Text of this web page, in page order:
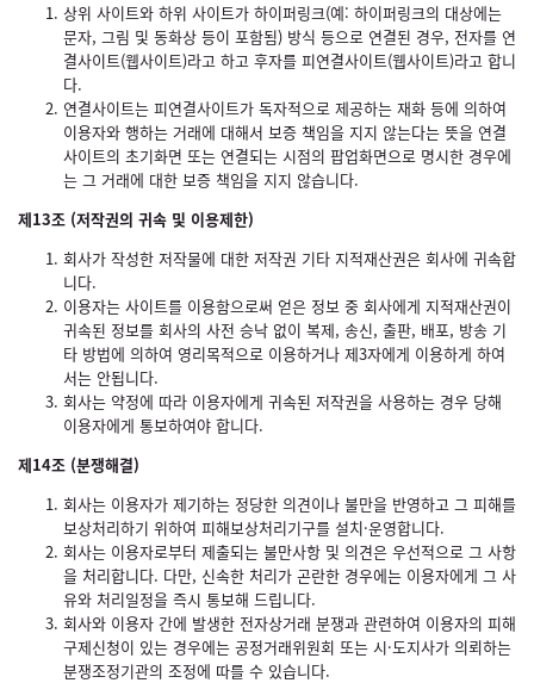
상위 사이트와 하위 사이트가 하이퍼링크(예: 하이퍼링크의 대상에는
문자, 그림 및 동화상 등이 포함됨) 방식 등으로 연결된 경우, 전자를 연
결사이트(웹사이트)라고 하고 후자를 피연결사이트(웹사이트)라고 합니
다.
연결사이트는 피연결사이트가 독자적으로 제공하는 재화 등에 의하여
이용자와 행하는 거래에 대해서 보증 책임을 지지 않는다는 뜻을 연결
사이트의 초기화면 또는 연결되는 시점의 팝업화면으로 명시한 경우에
는 그 거래에 대한 보증 책임을 지지 않습니다.
제13조 (저작권의 귀속 및 이용제한)
회사가 작성한 저작물에 대한 저작권 기타 지적재산권은 회사에 귀속합
니다.
이용자는 사이트를 이용함으로써 얻은 정보 중 회사에게 지적재산권이
귀속된 정보를 회사의 사전 승낙 없이 복제, 송신, 출판, 배포, 방송 기
타 방법에 의하여 영리목적으로 이용하거나 제3자에게 이용하게 하여
서는 안됩니다.
회사는 약정에 따라 이용자에게 귀속된 저작권을 사용하는 경우 당해
이용자에게 통보하여야 합니다.
제14조 (분쟁해결)
회사는 이용자가 제기하는 정당한 의견이나 불만을 반영하고 그 피해를
보상처리하기 위하여 피해보상처리기구를 설치·운영합니다.
회사는 이용자로부터 제출되는 불만사항 및 의견은 우선적으로 그 사항
을 처리합니다. 다만, 신속한 처리가 곤란한 경우에는 이용자에게 그 사
유와 처리일정을 즉시 통보해 드립니다.
회사와 이용자 간에 발생한 전자상거래 분쟁과 관련하여 이용자의 피해
구제신청이 있는 경우에는 공정거래위원회 또는 시·도지사가 의뢰하는
분쟁조정기관의 조정에 따를 수 있습니다.